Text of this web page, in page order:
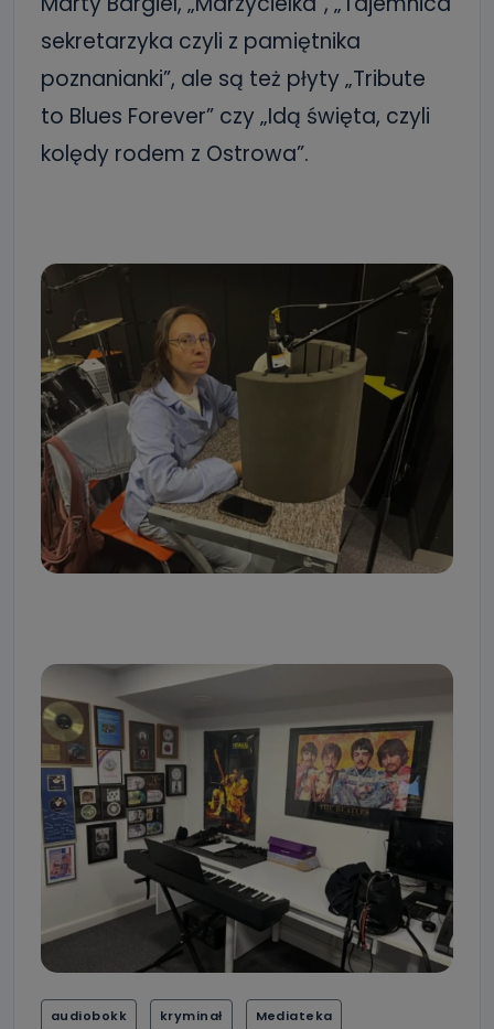
sekretarzyka czyli z pamiętnika
poznanianki”, ale są też płyty „Tribute
to Blues Forever” czy „Idą święta, czyli
kolędy rodem z Ostrowa”.
audiobokk kryminał Mediateka